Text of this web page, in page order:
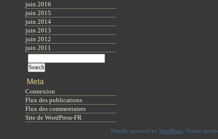
juin 2016
juin 2015
juin 2014
juin 2013
juin 2012
juin 2011
Meta
Connexion
Flux des publications
Flux des commentaires
Site de WordPress-FR
Proudly powered by WordPress. Theme